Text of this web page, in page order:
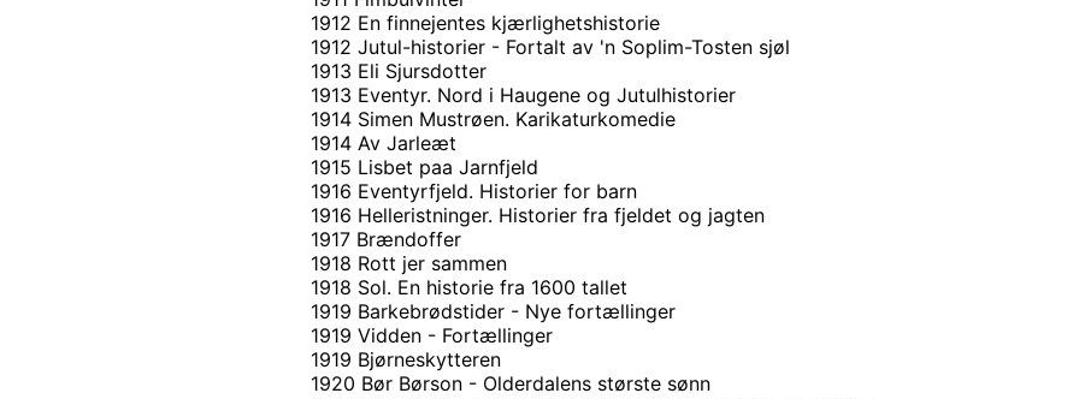
1912 En finnejentes kjærlighetshistorie
1912 Jutul-historier - Fortalt av 'n Soplim-Tosten sjøl
1913 Eli Sjursdotter
1913 Eventyr. Nord i Haugene og Jutulhistorier
1914 Simen Mustrøen. Karikaturkomedie
1914 Av Jarleæt
1915 Lisbet paa Jarnfjeld
1916 Eventyrfjeld. Historier for barn
1916 Helleristninger. Historier fra fjeldet og jagten
1917 Brændoffer
1918 Rott jer sammen
1918 Sol. En historie fra 1600 tallet
1919 Barkebrødstider - Nye fortællinger
1919 Vidden - Fortællinger
1919 Bjørneskytteren
1920 Bør Børson - Olderdalens største sønn